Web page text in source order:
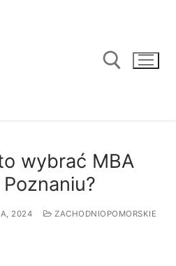
wybrać MBA
2024
ZACHODNIOPOMORSKIE